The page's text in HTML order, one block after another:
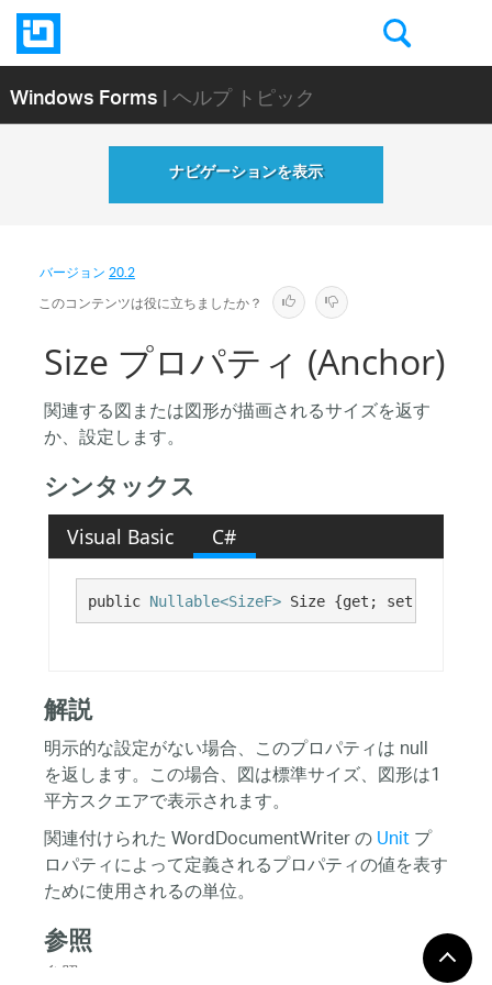
Windows Forms| ヘルプ トピック
ナビゲーションを表示
バージョン20.2
このコンテンツは役に立ちましたか？
Size プロパティ (Anchor)
関連する図または図形が描画されるサイズを返す
か、設定します。
シンタックス
Visual Basic C#
public Nullable<SizeF> Size {get; set;}
解説
明示的な設定がない場合、このプロパティは null
を返します。この場合、図は標準サイズ、図形は1
平方スクエアで表示されます。
関連付けられた WordDocumentWriter のUnitプ
ロパティによって定義されるプロパティの値を表す
ために使用されるの単位。
参照
参照